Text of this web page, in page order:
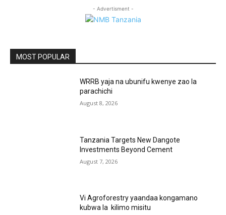
- Advertisment -
MOST POPULAR
WRRB yaja na ubunifu kwenye zao la
parachichi
August 8, 2026
Tanzania Targets New Dangote
Investments Beyond Cement
August 7, 2026
Vi Agroforestry yaandaa kongamano
kubwa la kilimo misitu